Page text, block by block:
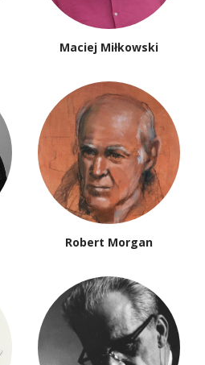
Maciej Miłkowski
Robert Morgan